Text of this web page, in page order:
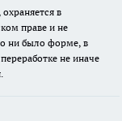
в
праве и не
ни было форме, в
не иначе